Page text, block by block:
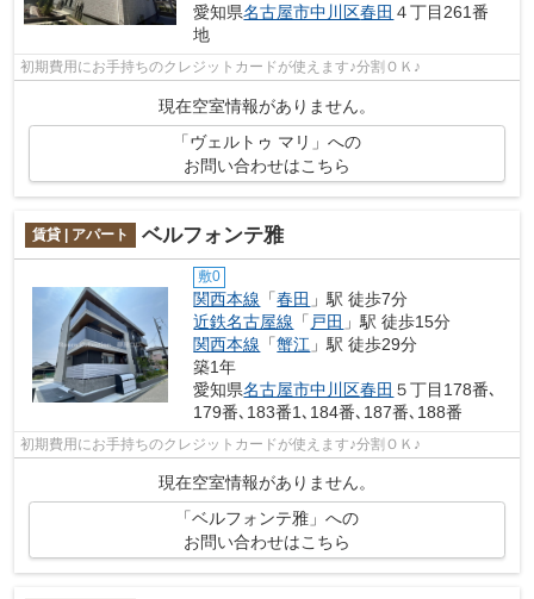
愛知県名古屋市中川区春田 ４丁目261番
地
初期費用にお手持ちのクレジットカードが使えます♪分割ＯＫ♪
現在空室情報がありません。
「ヴェルトゥ マリ」への
お問い合わせはこちら
賃貸 | アパート ベルフォンテ雅
敷0
関西本線 「春田 」駅 徒歩7分
近鉄名古屋線 「 戸田 」駅 徒歩15分
関西本線 「蟹江 」駅 徒歩29分
築1年
愛知県名古屋市中川区春田 ５丁目178番､
179番､183番1､184番､187番､188番
初期費用にお手持ちのクレジットカードが使えます♪分割ＯＫ♪
現在空室情報がありません。
「ベルフォンテ雅」への
お問い合わせはこちら